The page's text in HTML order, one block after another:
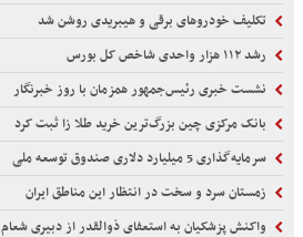
تکلیف خودروهای برقی و هیبریدی روشن شد
رشد ۱۱۲ هزار واحدی شاخص کل بورس
نشست خبری رئیس‌جمهور همزمان با روز خبرنگار
بانک مرکزی چین بزرگ‌ترین خرید طلا زا ثبت کرد
سرمایه‌گذاری 5 میلیارد دلاری صندوق توسعه ملی
زمستان سرد و سخت در انتظار این مناطق ایران
واکنش پزشکیان به استعفای ذوالقدر از دبیری شعام